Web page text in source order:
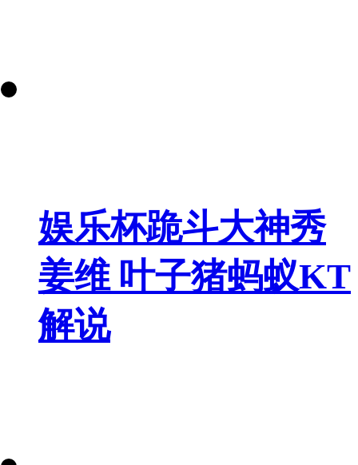
娱乐杯跪斗大神秀
姜维 叶子猪蚂蚁KT
解说